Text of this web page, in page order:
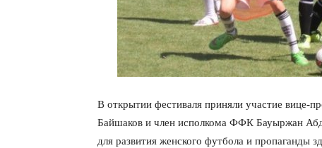
В открытии фестиваля приняли участие вице-
Байшаков и член исполкома ФФК Бауыржан
для развития женского футбола и пропаганды